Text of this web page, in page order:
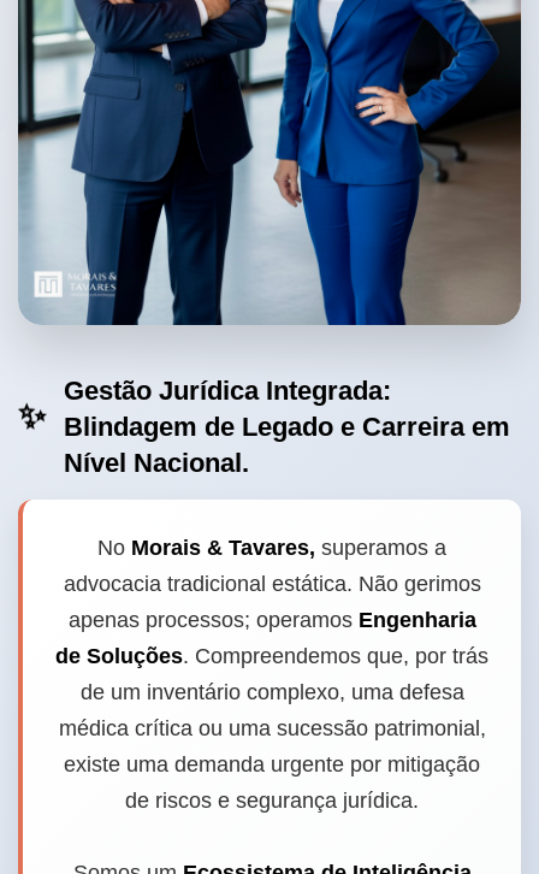
✨
Gestão Jurídica Integrada:
Blindagem de Legado e Carreira em
Nível Nacional.
No Morais & Tavares, superamos a
advocacia tradicional estática. Não gerimos
apenas processos; operamos Engenharia
de Soluções. Compreendemos que, por trás
de um inventário complexo, uma defesa
médica crítica ou uma sucessão patrimonial,
existe uma demanda urgente por mitigação
de riscos e segurança jurídica.